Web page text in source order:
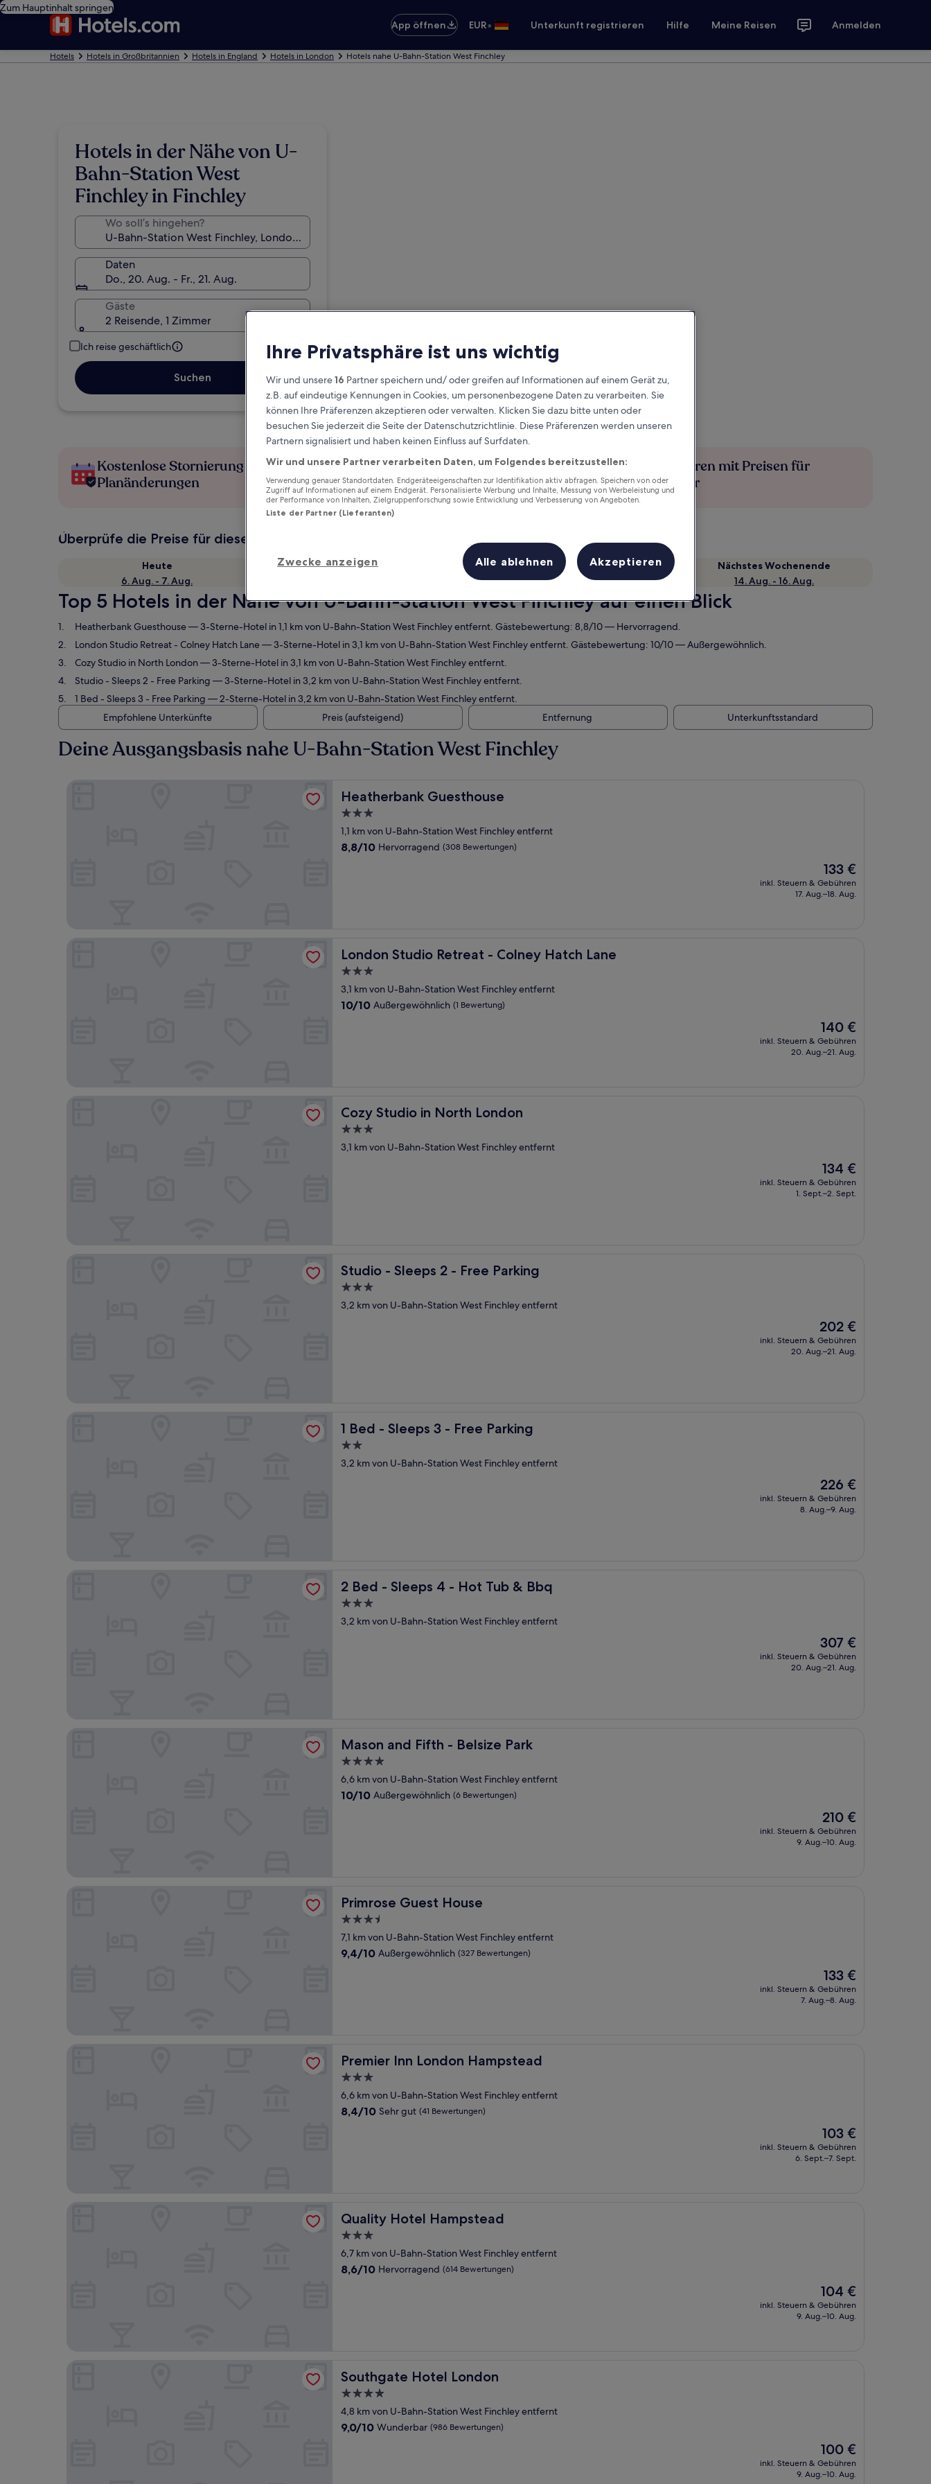
Zum Hauptinhalt springen
App öffnen
EUR• Unterkunft registrieren Hilfe Meine Reisen Anmelden
Hotels Hotels in Großbritannien Hotels in England Hotels in London Hotels nahe U-Bahn-Station West Finchley
Hotels in der Nähe von U-
Bahn-Station West
Finchley in Finchley
Wo soll’s hingehen?
Daten
Do., 20. Aug. - Fr., 21. Aug.
Gäste
2 Reisende, 1 Zimmer
Ich reise geschäftlich
Suchen
Kostenlose Stornierung bei
Planänderungen
Verdiene Prämien für jede
wahrgenommene Übernachtung
Mehr sparen mit Preisen für
Mitglieder
Überprüfe die Preise für diese Daten
Heute
6. Aug. - 7. Aug.
Morgen
Dieses Wochenende
7. Aug. - 9. Aug.
Nächstes Wochenende
14. Aug. - 16. Aug.
Top 5 Hotels in der Nähe von U-Bahn-Station West Finchley auf einen Blick
Heatherbank Guesthouse— 3-Sterne-Hotel in 1,1 km von U-Bahn-Station West Finchley entfernt. Gästebewertung: 8,8/10 — Hervorragend.
London Studio Retreat - Colney Hatch Lane— 3-Sterne-Hotel in 3,1 km von U-Bahn-Station West Finchley entfernt. Gästebewertung: 10/10 — Außergewöhnlich.
Cozy Studio in North London— 3-Sterne-Hotel in 3,1 km von U-Bahn-Station West Finchley entfernt.
Studio - Sleeps 2 - Free Parking — 3-Sterne-Hotel in 3,2 km von U-Bahn-Station West Finchley entfernt.
1 Bed - Sleeps 3 - Free Parking — 2-Sterne-Hotel in 3,2 km von U-Bahn-Station West Finchley entfernt.
Empfohlene Unterkünfte
Preis (aufsteigend) Entfernung Unterkunftsstandard
Deine Ausgangsbasis nahe U-Bahn-Station West Finchley
Heatherbank Guesthouse
Heatherbank Guesthouse
3.0-
Sterne-
Unterkunft
1,1 km von U-Bahn-Station West Finchley entfernt
8.8
8,8/10 Hervorragend (308 Bewertungen)
Der
Preis
beträgt
133 €
inkl. Steuern & Gebühren
17. Aug.–18. Aug.
London Studio Retreat - Colney Hatch Lane
London Studio Retreat - Colney Hatch Lane
3.0-
Sterne-
Unterkunft
3,1 km von U-Bahn-Station West Finchley entfernt
10.0
10/10 Außergewöhnlich (1 Bewertung)
Der
Preis
beträgt
140 €
inkl. Steuern & Gebühren
20. Aug.–21. Aug.
Cozy Studio in North London
Cozy Studio in North London
3.0-
Sterne-
3,1 km von U-Bahn-Station West Finchley entfernt
Der
Preis
beträgt
134 €
inkl. Steuern & Gebühren
1. Sept.–2. Sept.
Studio - Sleeps 2 - Free Parking
Studio - Sleeps 2 - Free Parking
3.0-
Sterne-
3,2 km von U-Bahn-Station West Finchley entfernt
Der
Preis
beträgt
202 €
inkl. Steuern & Gebühren
20. Aug.–21. Aug.
1 Bed - Sleeps 3 - Free Parking
1 Bed - Sleeps 3 - Free Parking
2.0-
Sterne-
3,2 km von U-Bahn-Station West Finchley entfernt
Der
Preis
beträgt
226 €
inkl. Steuern & Gebühren
8. Aug.–9. Aug.
2 Bed - Sleeps 4 - Hot Tub & Bbq
2 Bed - Sleeps 4 - Hot Tub & Bbq
3.0-
Sterne-
3,2 km von U-Bahn-Station West Finchley entfernt
Der
Preis
beträgt
307 €
inkl. Steuern & Gebühren
20. Aug.–21. Aug.
Mason and Fifth - Belsize Park
Mason and Fifth - Belsize Park
4.0-
Sterne-
Unterkunft
6,6 km von U-Bahn-Station West Finchley entfernt
10.0
10/10 Außergewöhnlich (6 Bewertungen)
Der
Preis
beträgt
210 €
inkl. Steuern & Gebühren
9. Aug.–10. Aug.
Primrose Guest House
Primrose Guest House
3.5-
Sterne-
Unterkunft
7,1 km von U-Bahn-Station West Finchley entfernt
9.4
9,4/10 Außergewöhnlich (327 Bewertungen)
Der
Preis
beträgt
133 €
inkl. Steuern & Gebühren
7. Aug.–8. Aug.
Premier Inn London Hampstead
Premier Inn London Hampstead
3.0-
Sterne-
Unterkunft
6,6 km von U-Bahn-Station West Finchley entfernt
8.4
8,4/10 Sehr gut (41 Bewertungen)
Der
Preis
beträgt
103 €
inkl. Steuern & Gebühren
6. Sept.–7. Sept.
Quality Hotel Hampstead
Quality Hotel Hampstead
3.0-
Sterne-
Unterkunft
6,7 km von U-Bahn-Station West Finchley entfernt
8.6
8,6/10 Hervorragend (614 Bewertungen)
Der
Preis
beträgt
104 €
inkl. Steuern & Gebühren
9. Aug.–10. Aug.
Southgate Hotel London
Southgate Hotel London
4.0-
Sterne-
Unterkunft
4,8 km von U-Bahn-Station West Finchley entfernt
9.0
9,0/10 Wunderbar (986 Bewertungen)
Der
Preis
beträgt
100 €
inkl. Steuern & Gebühren
9. Aug.–10. Aug.
Ihre Privatsphäre ist uns wichtig
Wir und unsere16 Partner speichern und/ oder greifen auf Informationen auf einem Gerät zu,
z.B. auf eindeutige Kennungen in Cookies, um personenbezogene Daten zu verarbeiten. Sie
können Ihre Präferenzen akzeptieren oder verwalten. Klicken Sie dazu bitte unten oder
besuchen Sie jederzeit die Seite der Datenschutzrichtlinie. Diese Präferenzen werden unseren
Partnern signalisiert und haben keinen Einfluss auf Surfdaten.
Wir und unsere Partner verarbeiten Daten, um Folgendes bereitzustellen:
Verwendung genauer Standortdaten. Endgeräteeigenschaften zur Identifikation aktiv abfragen. Speichern von oder
Zugriff auf Informationen auf einem Endgerät. Personalisierte Werbung und Inhalte, Messung von Werbeleistung und
der Performance von Inhalten, Zielgruppenforschung sowie Entwicklung und Verbesserung von Angeboten.
Liste der Partner (Lieferanten)
Zwecke anzeigen Alle ablehnen Akzeptieren